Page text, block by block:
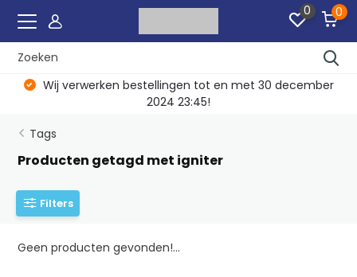
0 0
Wij verwerken bestellingen tot en met 30 december
2024 23:45!
Tags
Producten getagd met igniter
Filters
Geen producten gevonden!...